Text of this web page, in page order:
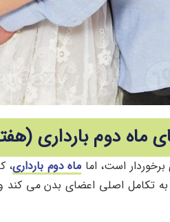
دوم بارداری (هفته 5
است، اما ماه دوم بارداری
تکامل اصلی اعضای بدن می‌